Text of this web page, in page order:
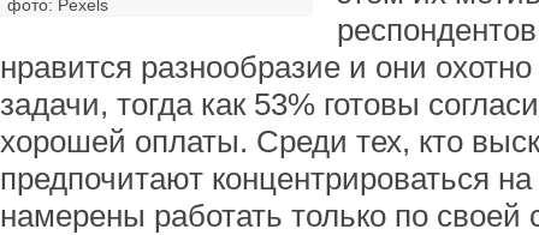
фото: Pexels
нравится разнообразие и они
задачи, тогда как 53% готовы
хорошей оплаты. Среди тех, кто
предпочитают концентрироваться
намерены работать только по своей